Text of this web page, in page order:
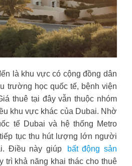
là khu vực có cộng đồng dân
trường học quốc tế, bệnh viện
thuê tại đây vẫn thuộc nhóm
khu vực khác của Dubai. Nhờ
tế Dubai và hệ thống Metro
tục thu hút lượng lớn người
Điều này giúp
bất động sản
trì khả năng khai thác cho thuê